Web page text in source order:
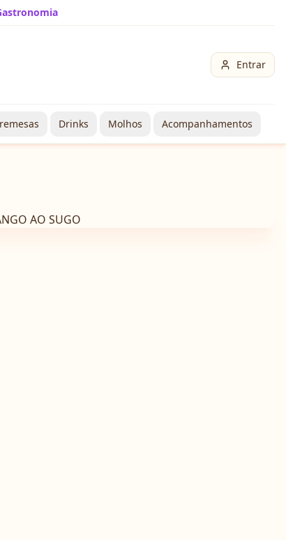
Entrar
Drinks Molhos Acompanhamentos